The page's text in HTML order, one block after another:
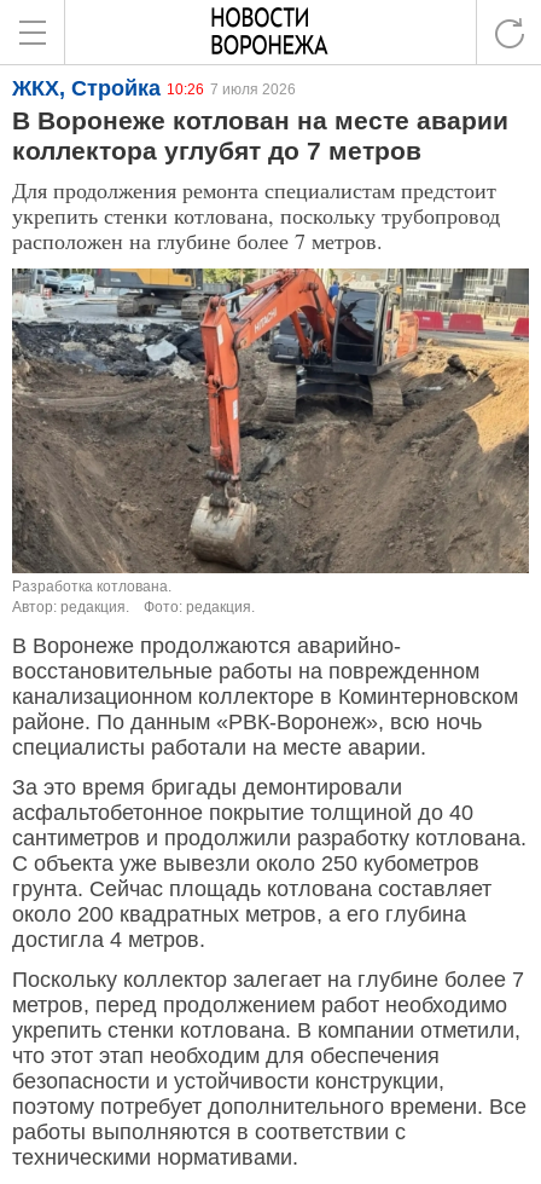
ЖКХ, Стройка 10:26 7 июля 2026
В Воронеже котлован на месте аварии
коллектора углубят до 7 метров
Для продолжения ремонта специалистам предстоит
укрепить стенки котлована, поскольку трубопровод
расположен на глубине более 7 метров.
Разработка котлована.
Автор: редакция.
Фото: редакция.
В Воронеже продолжаются аварийно-
восстановительные работы на поврежденном
канализационном коллекторе в Коминтерновском
районе. По данным «РВК-Воронеж», всю ночь
специалисты работали на месте аварии.
За это время бригады демонтировали
асфальтобетонное покрытие толщиной до 40
сантиметров и продолжили разработку котлована.
С объекта уже вывезли около 250 кубометров
грунта. Сейчас площадь котлована составляет
около 200 квадратных метров, а его глубина
достигла 4 метров.
Поскольку коллектор залегает на глубине более 7
метров, перед продолжением работ необходимо
укрепить стенки котлована. В компании отметили,
что этот этап необходим для обеспечения
безопасности и устойчивости конструкции,
поэтому потребует дополнительного времени. Все
работы выполняются в соответствии с
техническими нормативами.